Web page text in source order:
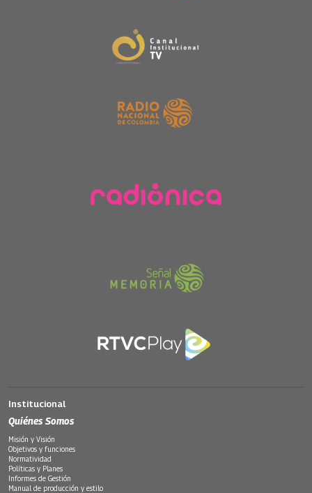
Institucional
Quiénes Somos
Misión y Visión
Objetivos y funciones
Normatividad
Políticas y Planes
Informes de Gestión
Manual de producción y estilo